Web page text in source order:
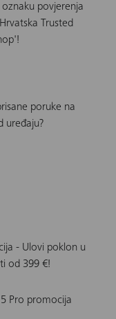
povjerenja
Trusted
poruke na
uređaju?
- Ulovi poklon u
od 399 €!
Pro promocija